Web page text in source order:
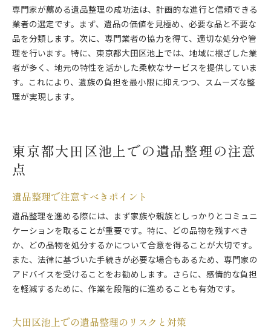
専門家が薦める遺品整理の成功法は、計画的な進行と信頼できる
業者の選定です。まず、遺品の価値を見極め、必要な品と不要な
品を分類します。次に、専門業者の協力を得て、適切な処分や管
理を行います。特に、東京都大田区池上では、地域に根ざした業
者が多く、地元の特性を活かした柔軟なサービスを提供していま
す。これにより、遺族の負担を最小限に抑えつつ、スムーズな整
理が実現します。
東京都大田区池上での遺品整理の注意
点
遺品整理で注意すべきポイント
遺品整理を進める際には、まず家族や親族としっかりとコミュニ
ケーションを取ることが重要です。特に、どの品物を残すべき
か、どの品物を処分するかについて合意を得ることが大切です。
また、法律に基づいた手続きが必要な場合もあるため、専門家の
アドバイスを受けることをお勧めします。さらに、感情的な負担
を軽減するために、作業を段階的に進めることも有効です。
大田区池上での遺品整理のリスクと対策